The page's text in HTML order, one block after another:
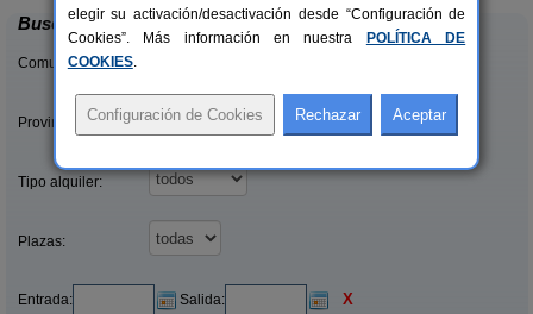
Buscar
Comunidades:
Provincias/Islas:
Tipo alquiler:
Plazas:
Entrada: Salida: X
elegir su activación/desactivación desde “Configuración de
Cookies”. Más información en nuestra
POLÍTICA DE
COOKIES.